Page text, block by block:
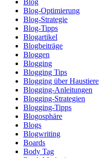
Blog
Blog-Optimierung
Blog-Strategie
Blog-Tipps
Blogartikel
Blogbeiträge
Bloggen
Blogging
Blogging Tips
Blogging über Haustiere
Blogging-Anleitungen
Blogging-Strategien
Blogging-Tipps
Blogosphäre
Blogs
Blogwriting
Boards
Body Tag